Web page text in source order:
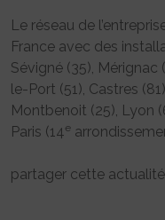
Le réseau de
France avec des
Sévigné (35), Mérignac
le-Port (51), Castres
Montbenoit (25), Lyon
Paris (14e
partager cette actualité